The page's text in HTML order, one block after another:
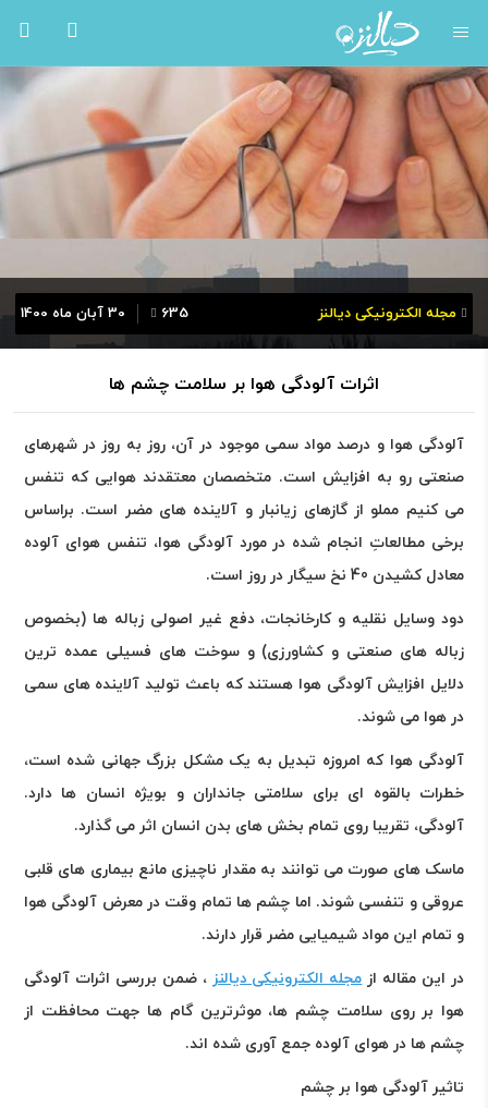
مجله الکترونیکی دیالنز 30 آبان ماه 1400 635
اثرات آلودگی هوا بر سلامت چشم ها
آلودگی هوا و درصد مواد سمی موجود در آن، روز به روز در شهرهای
صنعتی رو به افزایش است. متخصصان معتقدند هوایی که تنفس
می کنیم مملو از گازهای زیانبار و آلاینده های مضر است. براساس
برخی مطالعاتِ انجام شده در مورد آلودگی هوا، تنفس هوای آلوده
معادل کشیدن 40 نخ سیگار در روز است
.
دود وسایل نقلیه و کارخانجات، دفع غیر اصولی زباله ها (بخصوص
زباله های صنعتی و کشاورزی) و سوخت های فسیلی عمده ترین
دلایل افزایش آلودگی هوا هستند که باعث تولید آلاینده های سمی
در هوا می شوند.
آلودگی هوا که امروزه تبدیل به یک مشکل بزرگ جهانی شده است،
خطرات بالقوه ای برای سلامتی جانداران و بویژه انسان ها دارد.
آلودگی، تقریبا روی تمام بخش های بدن انسان اثر می گذارد.
ماسک های صورت می توانند به مقدار ناچیزی مانع بیماری های قلبی
عروقی و تنفسی شوند. اما چشم ها تمام وقت در معرض آلودگی هوا
و تمام این مواد شیمیایی مضر قرار دارند.
در این مقاله ازمجله الکترونیکی دیالنز ، ضمن بررسی اثرات آلودگی
هوا بر روی سلامت چشم ها، موثرترین گام ها جهت محافظت از
چشم ها در هوای آلوده جمع آوری شده اند.
تاثیر آلودگی هوا بر چشم